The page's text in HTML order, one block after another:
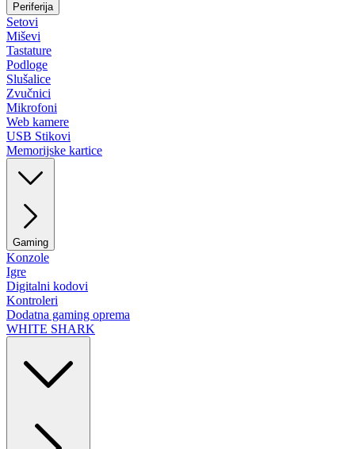
Periferija
Setovi
Miševi
Tastature
Podloge
Slušalice
Zvučnici
Mikrofoni
Web kamere
USB Stikovi
Memorijske kartice
Gaming
Konzole
Igre
Digitalni kodovi
Kontroleri
Dodatna gaming oprema
WHITE SHARK